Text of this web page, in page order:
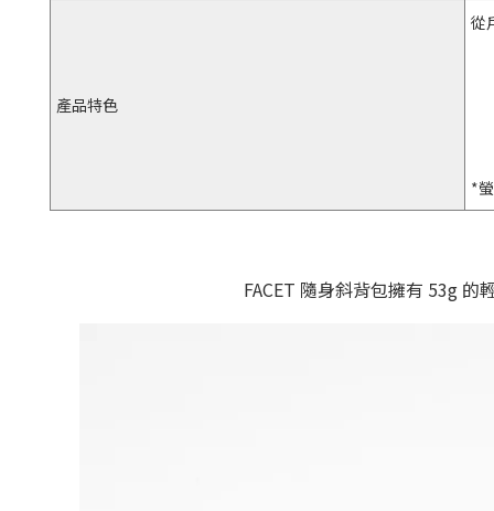
產品特色
從
*
FACET 隨身斜背包擁有 53g